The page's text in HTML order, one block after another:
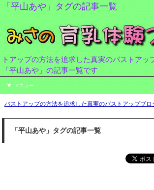
「平山あや」タグの記事一覧
トアップの方法を追求した真実のバストアッ
「平山あや」の記事一覧です
メニュー
バストアップの方法を追求した真実のバストアップブロ
「平山あや」タグの記事一覧